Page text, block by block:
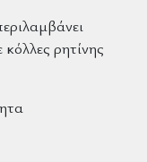
ρητίνης